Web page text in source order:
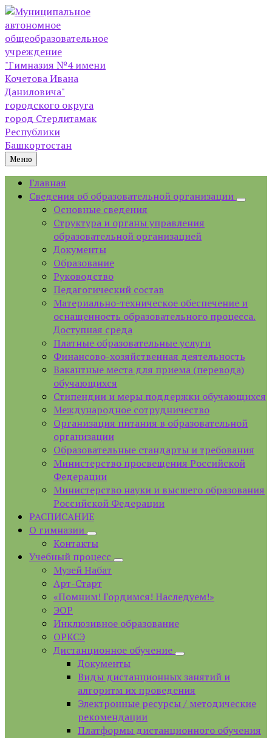
Skip
to
content
Skip
to
left
sidebar
Skip
to
right
sidebar
Skip
to
footer
Меню
Главная
Сведения об образовательной организации
Основные сведения
Структура и органы управления
образовательной организацией
Документы
Образование
Руководство
Педагогический состав
Материально-техническое обеспечение и
оснащенность образовательного процесса.
Доступная среда
Платные образовательные услуги
Финансово-хозяйственная деятельность
Вакантные места для приема (перевода)
обучающихся
Стипендии и меры поддержки обучающихся
Международное сотрудничество
Организация питания в образовательной
организации
Образовательные стандарты и требования
Министерство просвещения Российской
Федерации
Министерство науки и высшего образования
Российской Федерации
РАСПИСАНИЕ
О гимназии
Контакты
Учебный процесс
Музей Набат
Арт-Старт
«Помним! Гордимся! Наследуем!»
ЭОР
Инклюзивное образование
ОРКСЭ
Дистанционное обучение
Документы
Виды дистанционных занятий и
алгоритм их проведения
Электронные ресурсы / методические
рекомендации
Платформы дистанционного обучения